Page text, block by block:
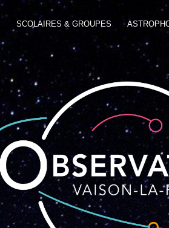
SCOLAIRES & GROUPES